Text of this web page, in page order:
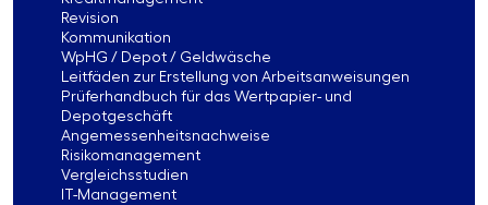
Revision
Kommunikation
WpHG / Depot / Geldwäsche
Leitfäden zur Erstellung von Arbeitsanweisungen
Prüferhandbuch für das Wertpapier- und
Depotgeschäft
Angemessenheitsnachweise
Risikomanagement
Vergleichsstudien
IT-Management